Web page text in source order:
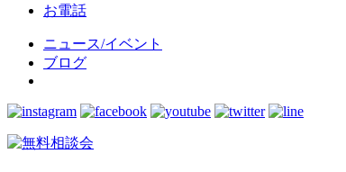
お電話
ニュース/イベント
ブログ